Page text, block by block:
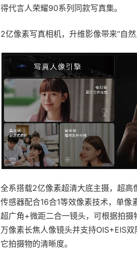
得代言人荣耀90系列同款写真集。
2亿像素写真相机，升维影像带来“自
全系搭载2亿像素超清大底主摄，超高
传感器配合16合1等效像素技术，单
超广角+微距二合一镜头，可根据拍
万像素长焦人像镜头并支持OIS+EIS
它拍摄物的清晰度。